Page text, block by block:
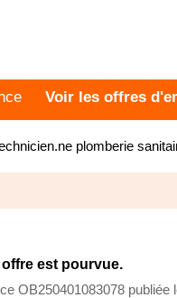
Voir les offres
plomberie
est pourvue.
OB250401083078 publiée